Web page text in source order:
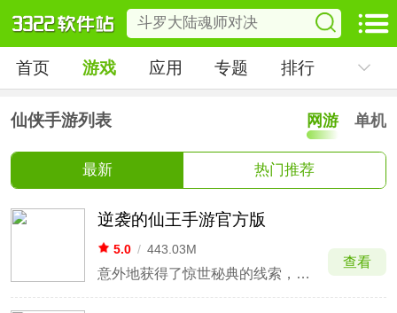
首页 游戏 应用 专题 排行
仙侠手游列表 网游 单机
最新 热门推荐
逆袭的仙王手游官方版
5.0 / 443.03M
意外地获得了惊世秘典的线索，逆袭之路由此开启
查看